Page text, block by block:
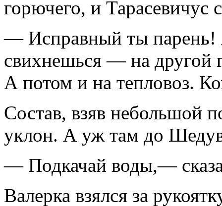
горючего, и Тарасевичус
— Исправный ты
свихнешься — на другой
А потом и на тепловоз.
Состав, взяв небольшой
уклон. А уж там до
— Подкачай воды,—
Валерка взялся за